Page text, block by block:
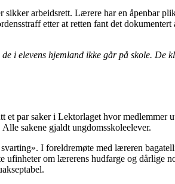
arbeidsrett. Lærere har en åpenbar
etter at retten fant det
de i elevens hjemland ikke går på skole. De
par saker i Lektorlaget hvor medlemmer
sakene gjaldt ungdomsskoleelever.
I foreldremøte med læreren
om lærerens hudfarge og dårlige